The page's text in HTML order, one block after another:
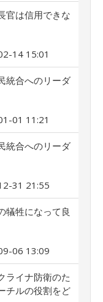
官は信用できな
14 15:01
統合へのリーダ
01 11:21
統合へのリーダ
31 21:55
犠牲になって良
06 13:09
ライナ防衛のた
チルの役割をど